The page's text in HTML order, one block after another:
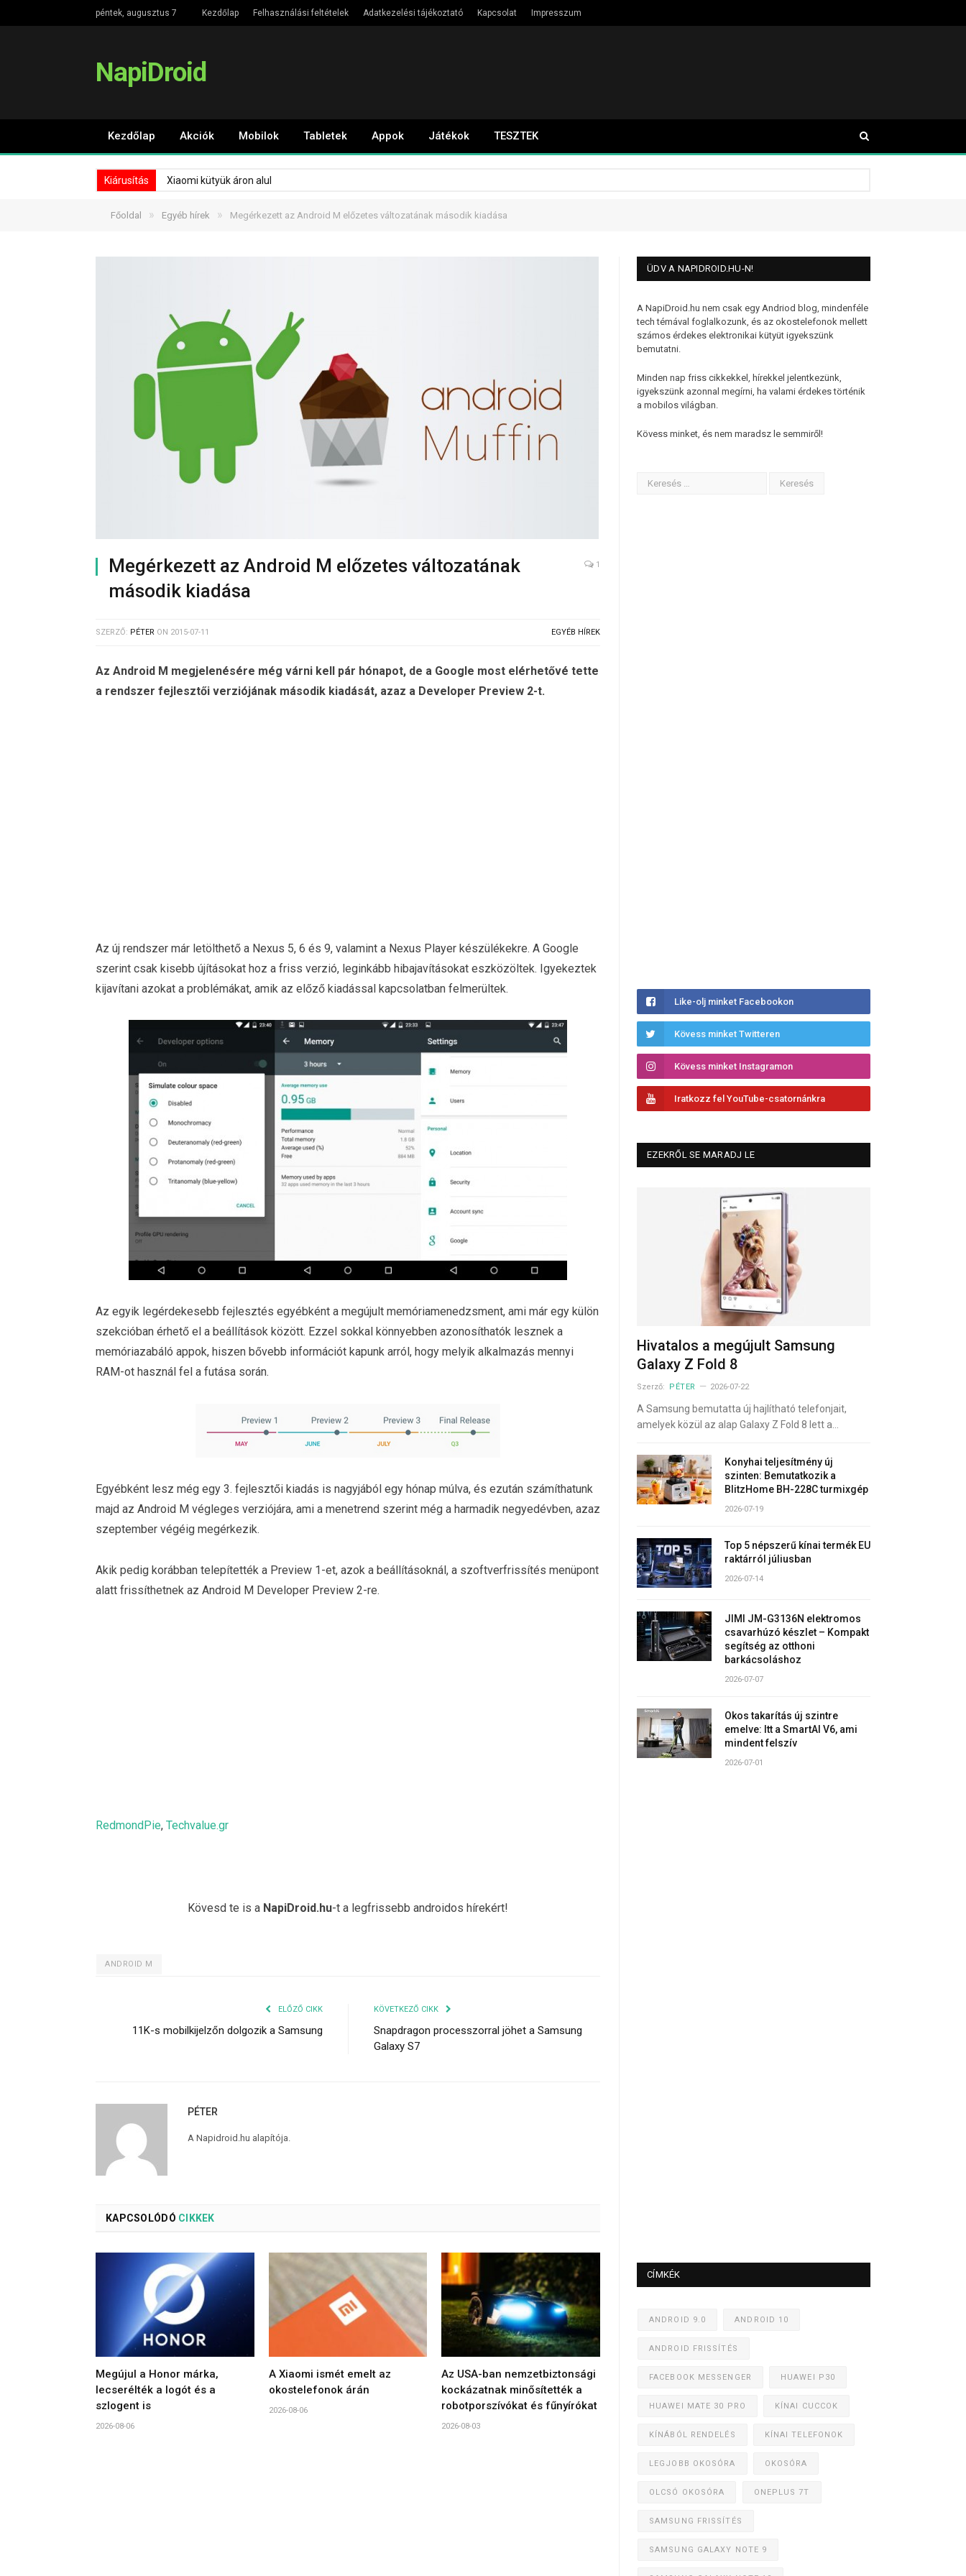
péntek, augusztus 7 Kezdőlap Felhasználási feltételek Adatkezelési tájékoztató Kapcsolat Impresszum
NapiDroid
Kezdőlap Akciók Mobilok Tabletek Appok Játékok TESZTEK
Kiárusítás Xiaomi kütyük áron alul
Főoldal » Egyéb hírek » Megérkezett az Android M előzetes változatának második kiadása
Megérkezett az Android M előzetes változatának
második kiadása
1
SZERZŐ: PÉTER ON 2015-07-11 EGYÉB HÍREK
Az Android M megjelenésére még várni kell pár hónapot, de a Google most elérhetővé tette
a rendszer fejlesztői verziójának második kiadását, azaz a Developer Preview 2-t.
Az új rendszer már letölthető a Nexus 5, 6 és 9, valamint a Nexus Player készülékekre. A Google
szerint csak kisebb újításokat hoz a friss verzió, leginkább hibajavításokat eszközöltek. Igyekeztek
kijavítani azokat a problémákat, amik az előző kiadással kapcsolatban felmerültek.
Az egyik legérdekesebb fejlesztés egyébként a megújult memóriamenedzsment, ami már egy külön
szekcióban érhető el a beállítások között. Ezzel sokkal könnyebben azonosíthatók lesznek a
memóriazabáló appok, hiszen bővebb információt kapunk arról, hogy melyik alkalmazás mennyi
RAM-ot használ fel a futása során.
Egyébként lesz még egy 3. fejlesztői kiadás is nagyjából egy hónap múlva, és ezután számíthatunk
majd az Android M végleges verziójára, ami a menetrend szerint még a harmadik negyedévben, azaz
szeptember végéig megérkezik.
Akik pedig korábban telepítették a Preview 1-et, azok a beállításoknál, a szoftverfrissítés menüpont
alatt frissíthetnek az Android M Developer Preview 2-re.
RedmondPie, Techvalue.gr
Kövesd te is a NapiDroid.hu-t a legfrissebb androidos hírekért!
ANDROID M
ELŐZŐ CIKK
11K-s mobilkijelzőn dolgozik a Samsung
KÖVETKEZŐ CIKK
Snapdragon processzorral jöhet a Samsung
Galaxy S7
PÉTER
A Napidroid.hu alapítója.
KAPCSOLÓDÓ CIKKEK
Megújul a Honor márka,
lecserélték a logót és a
szlogent is
2026-08-06
A Xiaomi ismét emelt az
okostelefonok árán
2026-08-06
Az USA-ban nemzetbiztonsági
kockázatnak minősítették a
robotporszívókat és fűnyírókat
2026-08-03
ÜDV A NAPIDROID.HU-N!
A NapiDroid.hu nem csak egy Andriod blog, mindenféle
tech témával foglalkozunk, és az okostelefonok mellett
számos érdekes elektronikai kütyüt igyekszünk
bemutatni.
Minden nap friss cikkekkel, hírekkel jelentkezünk,
igyekszünk azonnal megírni, ha valami érdekes történik
a mobilos világban.
Kövess minket, és nem maradsz le semmiről!
Like-olj minket Facebookon
Kövess minket Twitteren
Kövess minket Instagramon
Iratkozz fel YouTube-csatornánkra
EZEKRŐL SE MARADJ LE
Hivatalos a megújult Samsung
Galaxy Z Fold 8
Szerző: PÉTER 2026-07-22
A Samsung bemutatta új hajlítható telefonjait,
amelyek közül az alap Galaxy Z Fold 8 lett a…
Konyhai teljesítmény új
szinten: Bemutatkozik a
BlitzHome BH-228C turmixgép
2026-07-19
Top 5 népszerű kínai termék EU
raktárról júliusban
2026-07-14
JIMI JM-G3136N elektromos
csavarhúzó készlet – Kompakt
segítség az otthoni
barkácsoláshoz
2026-07-07
Okos takarítás új szintre
emelve: Itt a SmartAI V6, ami
mindent felszív
2026-07-01
CÍMKÉK
ANDROID 9.0 ANDROID 10
ANDROID FRISSÍTÉS
FACEBOOK MESSENGER HUAWEI P30
HUAWEI MATE 30 PRO KÍNAI CUCCOK
KÍNÁBÓL RENDELÉS KÍNAI TELEFONOK
LEGJOBB OKOSÓRA OKOSÓRA
OLCSÓ OKOSÓRA ONEPLUS 7T
SAMSUNG FRISSÍTÉS
SAMSUNG GALAXY NOTE 9